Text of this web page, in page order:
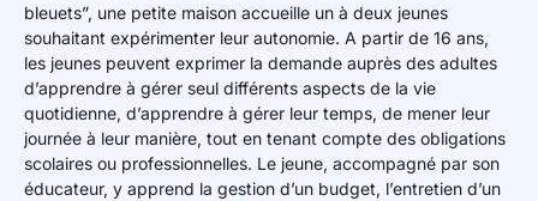
bleuets”, une petite maison accueille un à deux jeunes
souhaitant expérimenter leur autonomie. A partir de 16 ans,
les jeunes peuvent exprimer la demande auprès des adultes
d’apprendre à gérer seul différents aspects de la vie
quotidienne, d’apprendre à gérer leur temps, de mener leur
journée à leur manière, tout en tenant compte des obligations
scolaires ou professionnelles. Le jeune, accompagné par son
éducateur, y apprend la gestion d’un budget, l’entretien d’un